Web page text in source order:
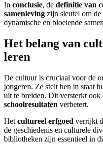
In conclusie, de definitie van
samenleving zijn sleutel om de
dynamische en bloeiende
Het belang van
leren
De cultuur is cruciaal voor de
jongeren. Ze stelt hen in staat
uit te breiden. Dit versterkt
schoolresultaten verbetert.
Het cultureel erfgoed verrijkt
de geschiedenis en culturele
bibliotheken zijn essentieel in